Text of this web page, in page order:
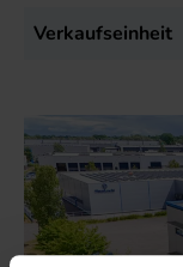
Verkaufseinheit